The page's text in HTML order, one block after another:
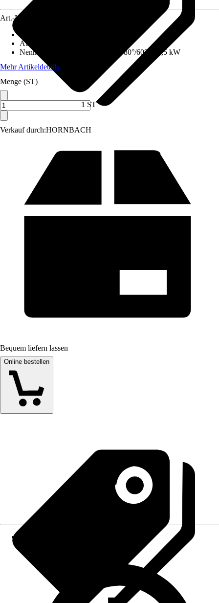
Verkauf durch:HORNBACH
Art.-Nr.
Abgasanschluss
Nennwärmeleistung (Heizbetrieb 80°/60°)
24,5 kW
Mehr Artikeldetails
Menge (ST)
1 ST
Bequem liefern lassen
Online bestellen